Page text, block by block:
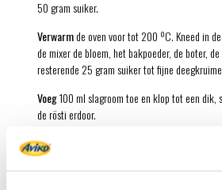
50 gram suiker.
Verwarmde oven voor tot 200 ºC. Kneed in
de mixer de bloem, het bakpoeder, de boter,
resterende 25 gram suiker tot fijne
Voeg100 ml slagroom toe en klop tot een dik,
de rösti erdoor.
Schep
met een in koud water gedoopte
gebruik 2 dessertlepels) 8 dotten beslag op